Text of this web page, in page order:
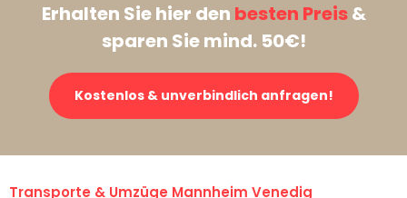
Erhalten Sie hier den besten Preis&
sparen Sie mind. 50€!
Kostenlos & unverbindlich anfragen!
Transporte & Umzüge Mannheim Venedig